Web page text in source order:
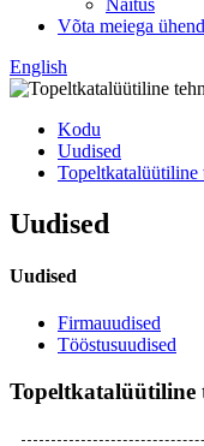
Näitus
Võta meiega
English
Kodu
Uudised
Topeltkatalüütiline
Uudised
Uudised
Firmauudised
Tööstusuudised
Topeltkatalüütiline